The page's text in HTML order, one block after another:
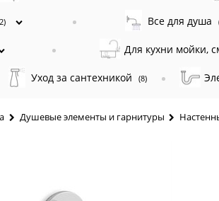
Все для душа
Для кухни мойки,
Уход за сантехникой (8)
Душевые элементы и гарнитуры